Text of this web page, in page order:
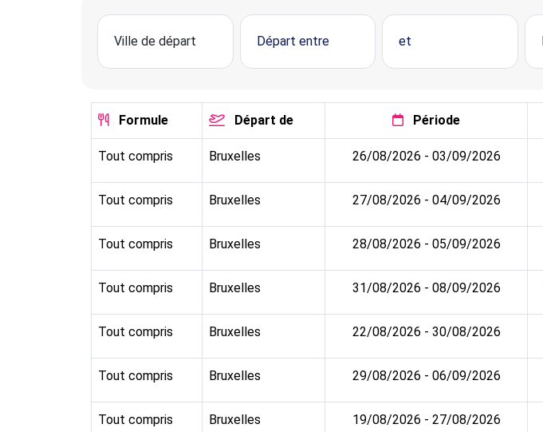
Formule Départ de Période
Tout compris Bruxelles 26/08/2026 - 03/09/2026
Tout compris Bruxelles 27/08/2026 - 04/09/2026
Tout compris Bruxelles 28/08/2026 - 05/09/2026
Tout compris Bruxelles 31/08/2026 - 08/09/2026
Tout compris Bruxelles 22/08/2026 - 30/08/2026
Tout compris Bruxelles 29/08/2026 - 06/09/2026
Tout compris Bruxelles 19/08/2026 - 27/08/2026